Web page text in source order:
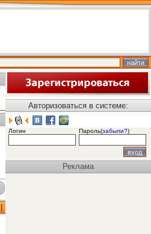
Авторизоваться в системе:
Логин Пароль(забыли?)
Реклама